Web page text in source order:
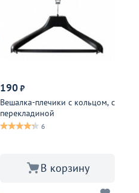
190 ₽
Вешалка-плечики с кольцом, с
перекладиной
6
В корзину